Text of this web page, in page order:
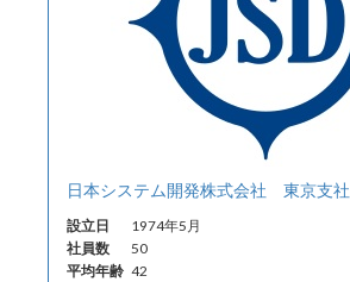
日本システム開発株式会社 東京支社
設立日
1974年5月
社員数
50
平均年齢 42